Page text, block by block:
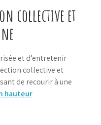
collective et
et d’entretenir
collective et
de recourir à une
hauteur